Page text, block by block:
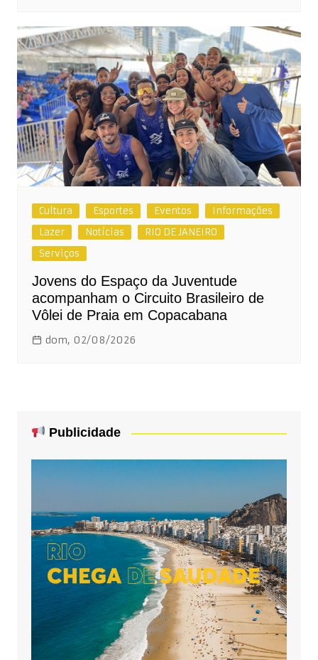
Cultura Esportes Eventos
Informações
Lazer
Notícias
RIO DE JANEIRO
Serviços
Jovens do Espaço da Juventude
acompanham o Circuito Brasileiro de
Vôlei de Praia em Copacabana
dom, 02/08/2026
Publicidade